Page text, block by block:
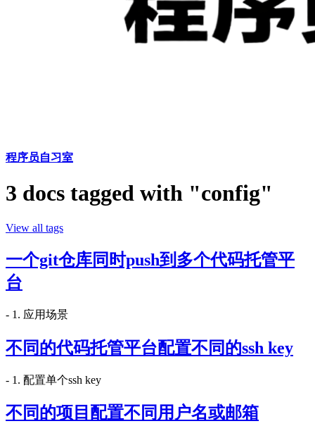
程序员自习室
3 docs tagged with "config"
View all tags
一个git仓库同时push到多个代码托管平
台
- 1. 应用场景
不同的代码托管平台配置不同的ssh key
- 1. 配置单个ssh key
不同的项目配置不同用户名或邮箱